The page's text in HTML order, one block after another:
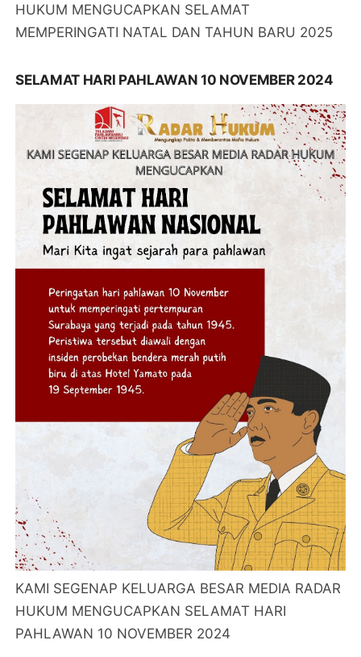
HUKUM MENGUCAPKAN SELAMAT
MEMPERINGATI NATAL DAN TAHUN BARU 2025
SELAMAT HARI PAHLAWAN 10 NOVEMBER 2024
KAMI SEGENAP KELUARGA BESAR MEDIA RADAR
HUKUM MENGUCAPKAN SELAMAT HARI
PAHLAWAN 10 NOVEMBER 2024